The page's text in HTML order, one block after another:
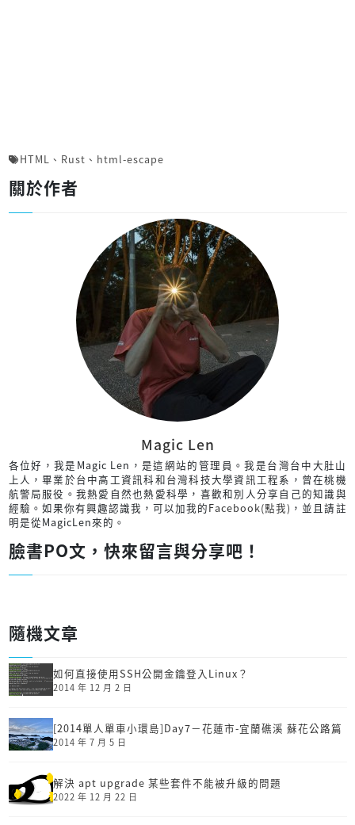
HTML 、 Rust 、 html-escape
關於作者
Magic Len
各位好，我是Magic Len，是這網站的管理員。我是台灣台中大肚山
上人，畢業於台中高工資訊科和台灣科技大學資訊工程系，曾在桃機
航警局服役。我熱愛自然也熱愛科學，喜歡和別人分享自己的知識與
經驗。如果你有興趣認識我，可以加我的Facebook(點我) ，並且請註
明是從MagicLen來的。
臉書PO文，快來留言與分享吧！
隨機文章
如何直接使用SSH公開金鑰登入Linux？
2014 年 12 月 2 日
[2014單人單車小環島]Day7－花蓮市-宜蘭礁溪 蘇花公路篇
2014 年 7 月 5 日
解決 apt upgrade 某些套件不能被升級的問題
2022 年 12 月 22 日